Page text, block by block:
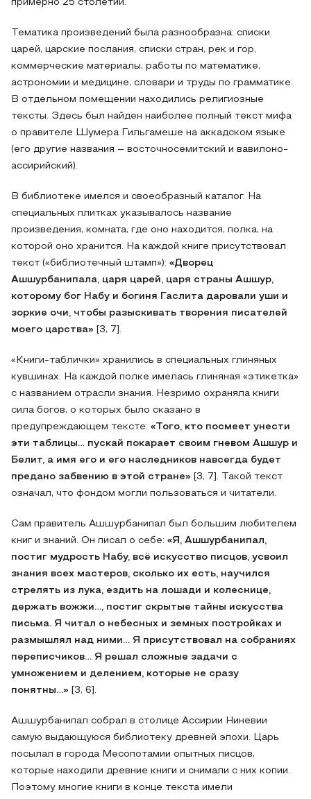
примерно 25 столетий.
Тематика произведений была разнообразна: списки
царей, царские послания, списки стран, рек и гор,
коммерческие материалы, работы по математике,
астрономии и медицине, словари и труды по грамматике.
В отдельном помещении находились религиозные
тексты. Здесь был найден наиболее полный текст мифа
о правителе Шумера Гильгамеше на аккадском языке
(его другие названия – восточносемитский и вавилоно-
ассирийский).
В библиотеке имелся и своеобразный каталог. На
специальных плитках указывалось название
произведения, комната, где оно находится, полка, на
которой оно хранится. На каждой книге присутствовал
текст («библиотечный штамп»): «Дворец
Ашшурбанипала, царя царей, царя страны Ашшур,
которому бог Набу и богиня Гаслита даровали уши и
зоркие очи, чтобы разыскивать творения писателей
моего царства»
[3, 7].
«Книги-таблички» хранились в специальных глиняных
кувшинах. На каждой полке имелась глиняная «этикетка»
с названием отрасли знания. Незримо охраняла книги
сила богов, о которых было сказано в
предупреждающем тексте: «Того, кто посмеет унести
эти таблицы… пускай покарает своим гневом Ашшур и
Белит, а имя его и его наследников навсегда будет
предано забвению в этой стране»
[3, 7]. Такой текст
означал, что фондом могли пользоваться и читатели.
Сам правитель Ашшурбанипал был большим любителем
книг и знаний. Он писал о себе: «Я, Ашшурбанипал,
постиг мудрость Набу, всё искусство писцов, усвоил
знания всех мастеров, сколько их есть, научился
стрелять из лука, ездить на лошади и колеснице,
держать вожжи…, постиг скрытые тайны искусства
письма. Я читал о небесных и земных постройках и
размышлял над ними… Я присутствовал на собраниях
переписчиков… Я решал сложные задачи с
умножением и делением, которые не сразу
понятны…»
[3, 6].
Ашшурбанипал собрал в столице Ассирии Ниневии
самую выдающуюся библиотеку древней эпохи. Царь
посылал в города Месопотамии опытных писцов,
которые находили древние книги и снимали с них копии.
Поэтому многие книги в конце текста имели